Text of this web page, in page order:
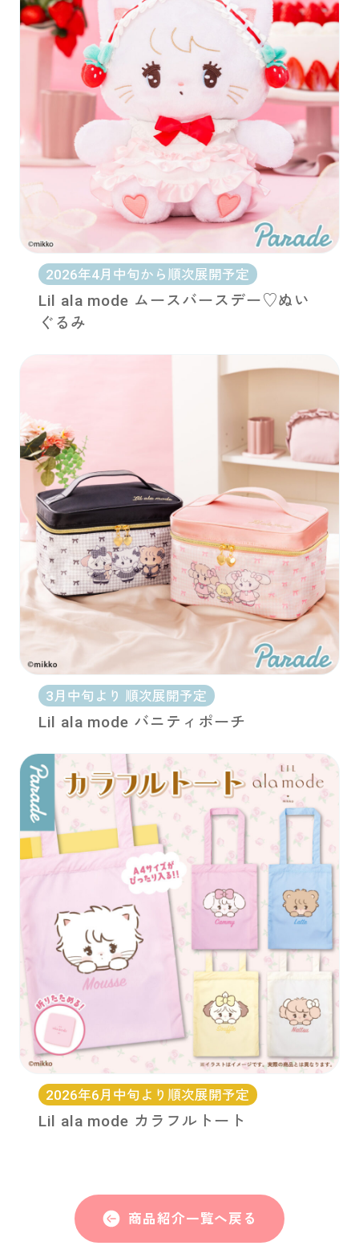
2026年4月中旬から順次展開予定
Lil ala mode ムースバースデー♡ぬい
ぐるみ
3月中旬より 順次展開予定
Lil ala mode バニティポーチ
2026年6月中旬より順次展開予定
Lil ala mode カラフルトート
商品紹介一覧へ戻る